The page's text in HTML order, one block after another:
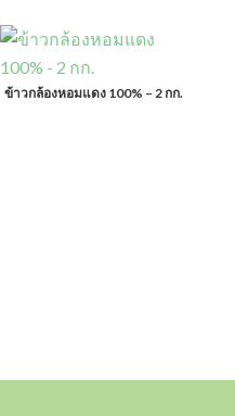
ข้าวกล้องหอมแดง 100% – 2 กก.